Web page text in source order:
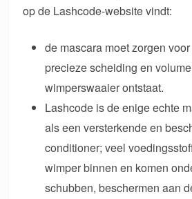
op de Lashcode-website vindt:
de mascara moet zorgen
precieze scheiding en
wimperswaaier ontstaat.
Lashcode is de enige echte
als een versterkende en
conditioner; veel
wimper binnen en komen
schubben, beschermen aan